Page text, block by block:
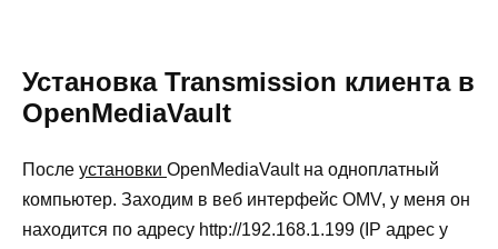
Установка Transmission клиента в
OpenMediaVault
После установки OpenMediaVault на одноплатный
компьютер. Заходим в веб интерфейс OMV, у меня он
находится по адресу http://192.168.1.199 (IP адрес у